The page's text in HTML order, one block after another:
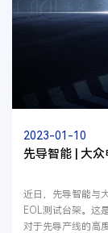
2023-01-10
先导智能 | 大众
近日，先导智能与
EOL测试台架。这
对于先导产线的高